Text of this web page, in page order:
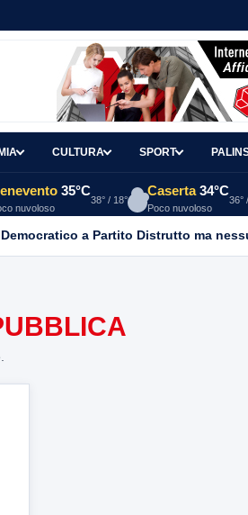
CULTURA SPORT
35°C
nuvoloso
38° / 18°
Caserta 34°C
Poco nuvoloso
36°
a Partito Distrutto ma